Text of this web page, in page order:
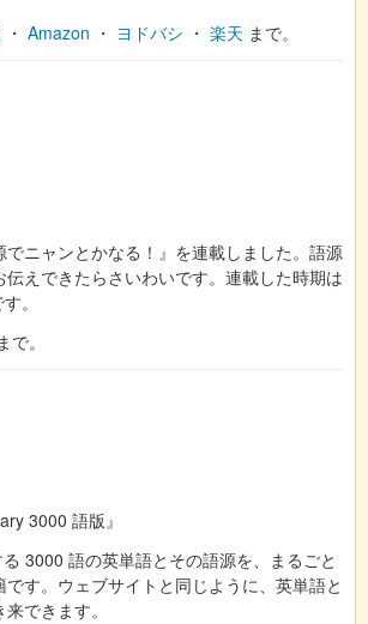
・ Amazon ・ ヨドバシ ・ 楽天 まで。
ニャンとかなる！』を連載しました。語源
伝えできたらさいわいです。連載した時期は
。
まで。
3000 語版』
3000 語の英単語とその語源を、まるごと
す。ウェブサイトと同じように、英単語と
できます。